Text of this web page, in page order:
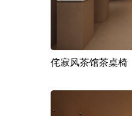
​侘寂风茶馆茶桌椅